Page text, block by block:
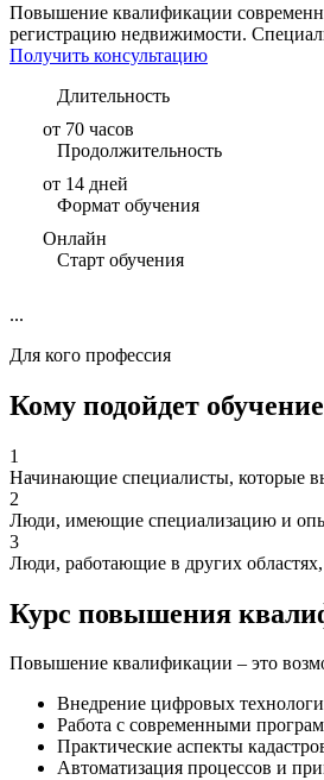
Повышение квалификации
регистрацию недвижимости.
Получить консультацию
Длительность
от 70 часов
Продолжительность
от 14 дней
Формат обучения
Онлайн
Старт обучения
...
Для кого профессия
Кому подойдет обучение
1
Начинающие специалисты, которые
2
Люди, имеющие специализацию и
3
Люди, работающие в других
Курс повышения
Повышение квалификации – это
Внедрение цифровых
Работа с современными
Практические аспекты
Автоматизация процессов и